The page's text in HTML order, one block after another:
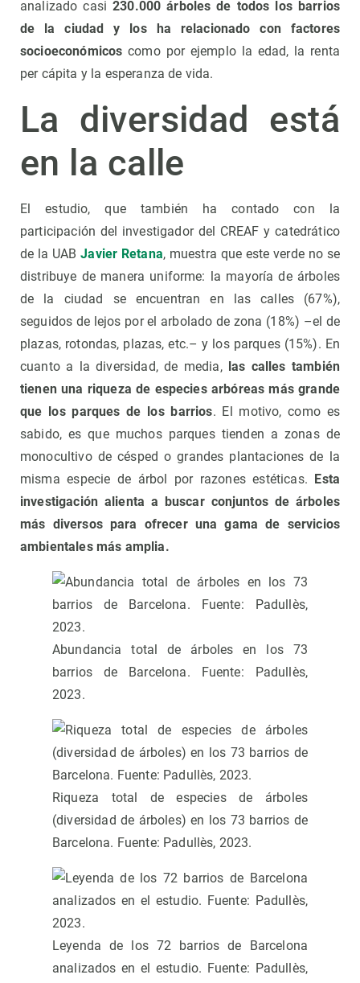
analizado casi230.000 árboles de todos los barrios
de la ciudad y los ha relacionado con factores
socioeconómicos como por ejemplo la edad, la renta
per cápita y la esperanza de vida.
La diversidad está
en la calle
El estudio, que también ha contado con la
participación del investigador del CREAF y catedrático
de la UABJavier Retana, muestra que este verde no se
distribuye de manera uniforme: la mayoría de árboles
de la ciudad se encuentran en las calles (67%),
seguidos de lejos por el arbolado de zona (18%) –el de
plazas, rotondas, plazas, etc.– y los parques (15%). En
cuanto a la diversidad, de media,las calles también
tienen una riqueza de especies arbóreas más grande
que los parques de los barrios. El motivo, como es
sabido, es que muchos parques tienden a zonas de
monocultivo de césped o grandes plantaciones de la
misma especie de árbol por razones estéticas.
Esta
investigación alienta a buscar conjuntos de árboles
más diversos para ofrecer una gama de servicios
ambientales más amplia.
Abundancia total de árboles en los 73
barrios de Barcelona. Fuente: Padullès,
2023.
Riqueza total de especies de árboles
(diversidad de árboles) en los 73 barrios de
Barcelona. Fuente: Padullès, 2023.
Leyenda de los 72 barrios de Barcelona
analizados en el estudio. Fuente: Padullès,